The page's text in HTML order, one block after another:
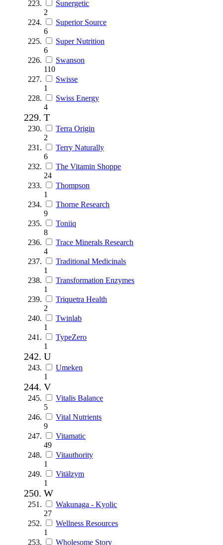
Sunergetic
2
Superior Source
6
Super Nutrition
6
Swanson
110
Swisse
1
Swiss Energy
4
T
Terra Origin
2
Terry Naturally
6
The Vitamin Shoppe
24
Thompson
1
Thorne Research
9
Toniiq
8
Trace Minerals Research
4
Traditional Medicinals
1
Transformation Enzymes
1
Triquetra Health
2
Twinlab
1
TypeZero
1
U
Umeken
1
V
Vitalis Balance
5
Vital Nutrients
9
Vitamatic
49
Vitauthority
1
Vitälzym
1
W
Wakunaga - Kyolic
27
Wellness Resources
1
Wholesome Story